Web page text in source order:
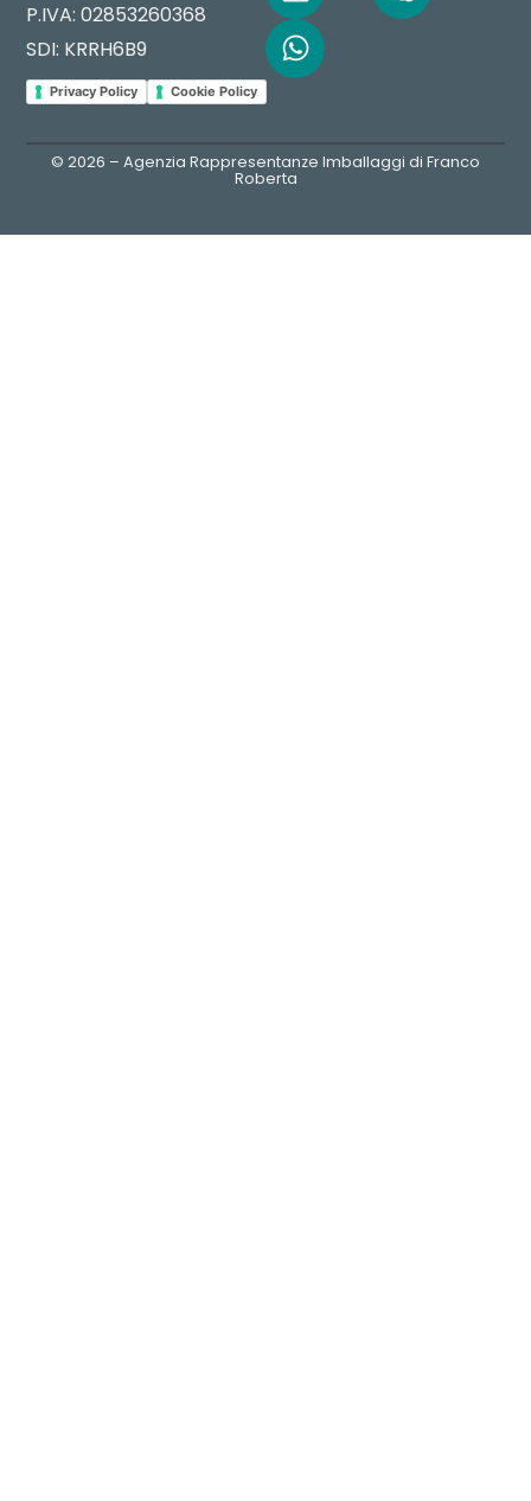
P.IVA: 02853260368
SDI: KRRH6B9
Privacy Policy Cookie Policy
© 2026 – Agenzia Rappresentanze Imballaggi di Franco
Roberta